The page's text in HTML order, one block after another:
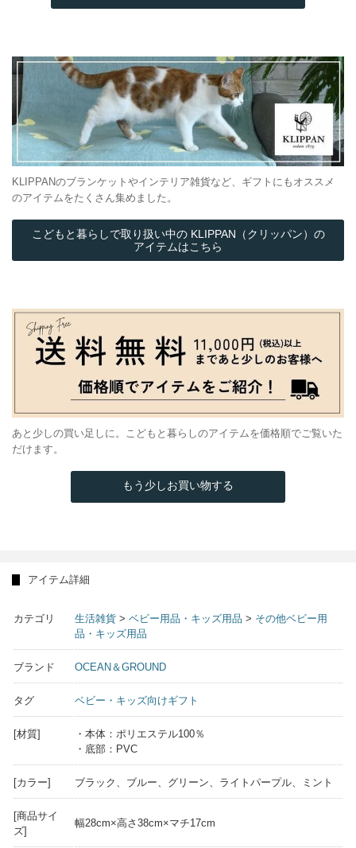
KLIPPANのブランケットやインテリア雑貨など、ギフトにもオススメ
のアイテムをたくさん集めました。
こどもと暮らしで取り扱い中の KLIPPAN（クリッパン）の
アイテムはこちら
あと少しの買い足しに。こどもと暮らしのアイテムを価格順でご覧いた
だけます。
もう少しお買い物する
アイテム詳細
カテゴリ 生活雑貨 > ベビー用品・キッズ用品 > その他ベビー用
品・キッズ用品
ブランド OCEAN＆GROUND
タグ ベビー・キッズ向けギフト
[材質]
・本体：ポリエステル100％
・底部：PVC
[カラー] ブラック、ブルー、グリーン、ライトパープル、ミント
[商品サイ
ズ]
幅28cm×高さ38cm×マチ17cm